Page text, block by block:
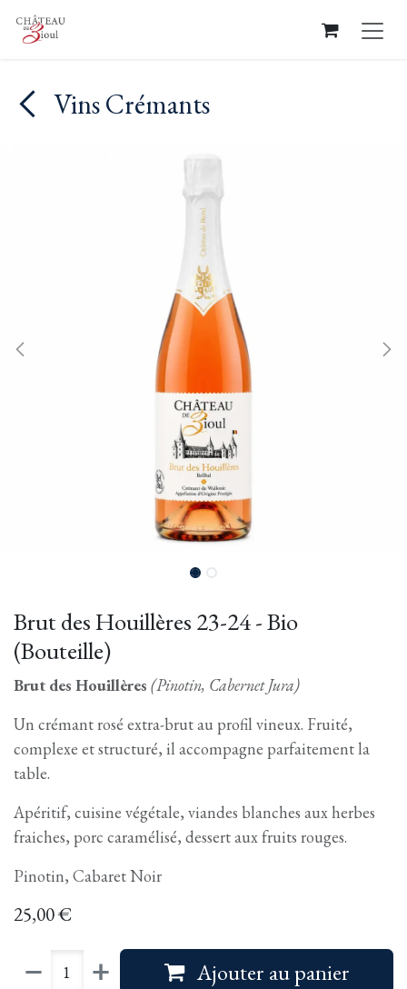
Se rendre au contenu
Vins Crémants
Brut des Houillères 23-24 - Bio
(Bouteille)
Brut des Houillères (Pinotin, Cabernet Jura)
Un crémant rosé extra-brut au profil vineux. Fruité,
complexe et structuré, il accompagne parfaitement la
table.
Apéritif, cuisine végétale, viandes blanches aux herbes
fraiches, porc caramélisé, dessert aux fruits rouges.
Pinotin, Cabaret Noir
25,00€
Ajouter au panier